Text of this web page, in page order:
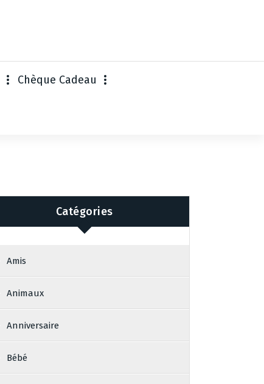
Chèque Cadeau
Catégories
Amis
Animaux
Anniversaire
Bébé